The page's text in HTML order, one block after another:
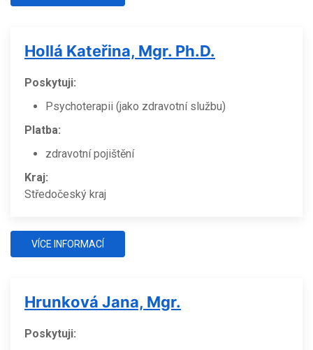
Hollá Kateřina, Mgr. Ph.D.
Poskytuji:
Psychoterapii (jako zdravotní službu)
Platba:
zdravotní pojištění
Kraj:
Středočeský kraj
VÍCE INFORMACÍ
Hrunková Jana, Mgr.
Poskytuji: